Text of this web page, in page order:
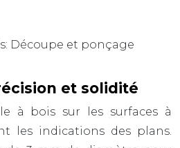
et solidité
à bois sur les surfaces à
les indications des plans.